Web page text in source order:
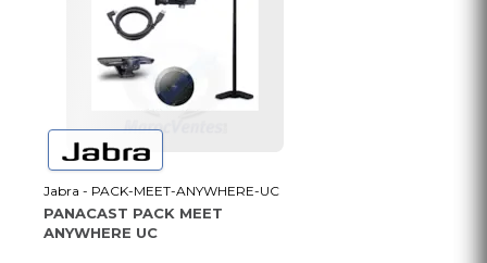
Jabra - PACK-MEET-ANYWHERE-UC
PANACAST PACK MEET
ANYWHERE UC